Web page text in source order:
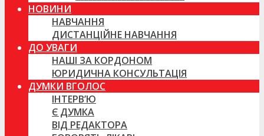
НОВИНИ
НАВЧАННЯ
ДИСТАНЦІЙНЕ НАВЧАННЯ
ДО УВАГИ
НАШІ ЗА КОРДОНОМ
ЮРИДИЧНА КОНСУЛЬТАЦІЯ
ДУМКИ ВГОЛОС
ІНТЕРВ’Ю
Є ДУМКА
ВІД РЕДАКТОРА